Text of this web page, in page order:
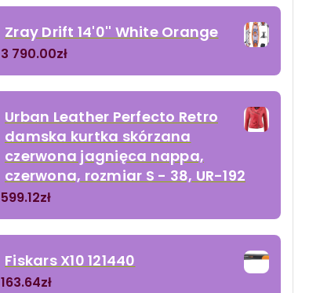
Zray Drift 14'0'' White Orange
3 790.00zł
Urban Leather Perfecto Retro
damska kurtka skórzana
czerwona jagnięca nappa,
czerwona, rozmiar S - 38, UR-192
599.12zł
Fiskars X10 121440
163.64zł